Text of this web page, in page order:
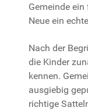
Gemeinde
Neue ein
Nach der
die Kinder
kennen.
ausgiebig
richtige